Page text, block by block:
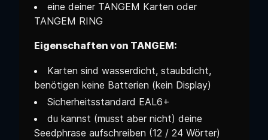
eine deiner TANGEM Karten oder
TANGEM RING
Eigenschaften von TANGEM:
Karten sind wasserdicht, staubdicht,
benötigen keine Batterien (kein Display)
Sicherheitsstandard EAL6+
du kannst (musst aber nicht) deine
Seedphrase aufschreiben (12 / 24 Wörter)